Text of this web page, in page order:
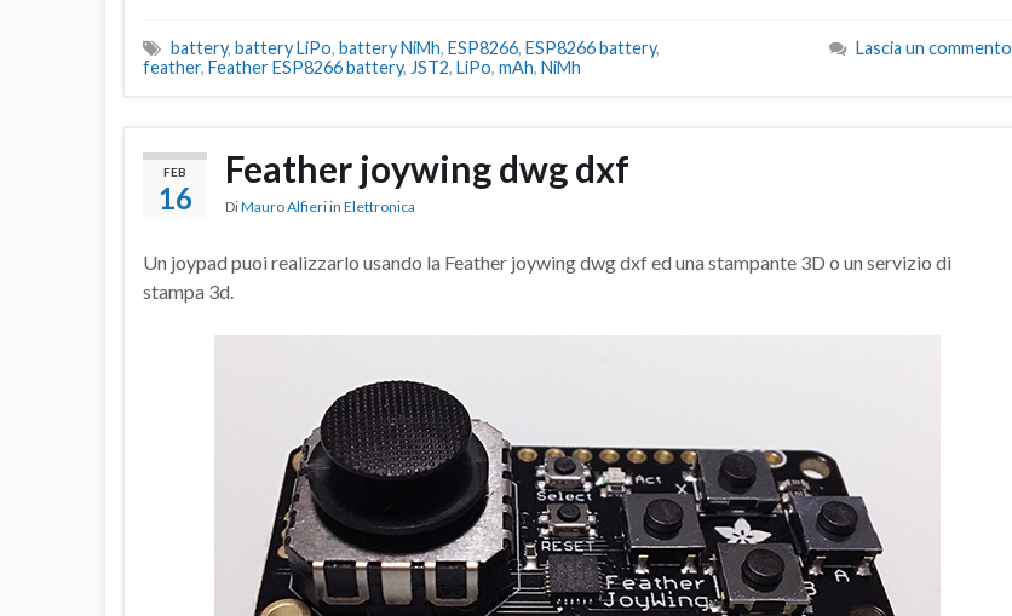
battery, battery LiPo, battery NiMh, ESP8266, ESP8266 battery,
feather, Feather ESP8266 battery, JST2, LiPo, mAh, NiMh
Lascia un commento
FEB
16
Feather joywing dwg dxf
DiMauro Alfieri in Elettronica
Un joypad puoi realizzarlo usando la Feather joywing dwg dxf ed una stampante 3D o un servizio di
stampa 3d.